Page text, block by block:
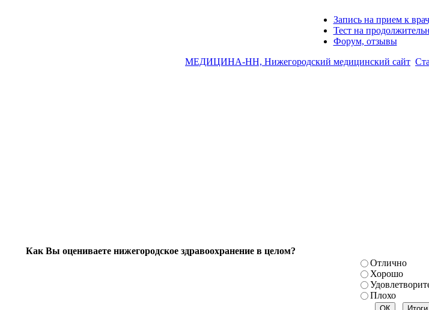
Запись на прием к
Тест на
Форум, отзывы
МЕДИЦИНА-НН, Нижегородский медицинский сайт
Как Вы оцениваете нижегородское здравоохранение в целом?
Отлично
Хорошо
Плохо